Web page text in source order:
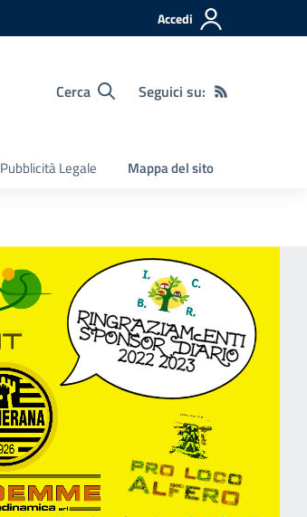
Accedi
Cerca Seguici su:
Pubblicità Legale Mappa del sito